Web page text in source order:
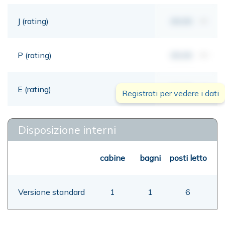
J (rating)
P (rating)
E (rating) 00,00 mt
Registrati per vedere i dati
Disposizione interni
cabine bagni posti letto
Versione standard 1 1 6